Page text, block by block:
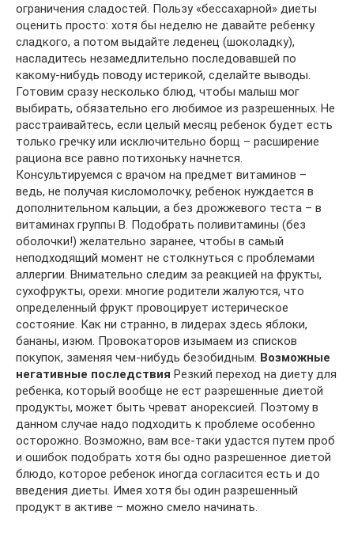
ограничения сладостей. Пользу «бессахарной» диеты
оценить просто: хотя бы неделю не давайте ребенку
сладкого, а потом выдайте леденец (шоколадку),
насладитесь незамедлительно последовавшей по
какому-нибудь поводу истерикой, сделайте выводы.
Готовим сразу несколько блюд, чтобы малыш мог
выбирать, обязательно его любимое из разрешенных. Не
расстраивайтесь, если целый месяц ребенок будет есть
только гречку или исключительно борщ – расширение
рациона все равно потихоньку начнется.
Консультируемся с врачом на предмет витаминов –
ведь, не получая кисломолочку, ребенок нуждается в
дополнительном кальции, а без дрожжевого теста – в
витаминах группы В. Подобрать поливитамины (без
оболочки!) желательно заранее, чтобы в самый
неподходящий момент не столкнуться с проблемами
аллергии. Внимательно следим за реакцией на фрукты,
сухофрукты, орехи: многие родители жалуются, что
определенный фрукт провоцирует истерическое
состояние. Как ни странно, в лидерах здесь яблоки,
бананы, изюм. Провокаторов изымаем из списков
покупок, заменяя чем-нибудь безобидным. Возможные
негативные последствия Резкий переход на диету для
ребенка, который вообще не ест разрешенные диетой
продукты, может быть чреват анорексией. Поэтому в
данном случае надо подходить к проблеме особенно
осторожно. Возможно, вам все-таки удастся путем проб
и ошибок подобрать хотя бы одно разрешенное диетой
блюдо, которое ребенок иногда согласится есть и до
введения диеты. Имея хотя бы один разрешенный
продукт в активе – можно смело начинать.